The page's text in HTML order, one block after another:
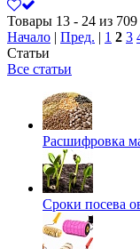
Товары 13 - 24 из 709
Начало | Пред. | 1 2 3
Статьи
Все статьи
Расшифровка
Сроки посева